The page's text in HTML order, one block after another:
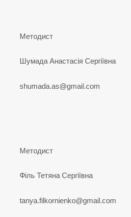
Методист
Шумада Анастасія Сергіївна
shumada.as@gmail.com
Методист
Філь Тетяна Сергіївна
tanya.filkornienko@gmail.com